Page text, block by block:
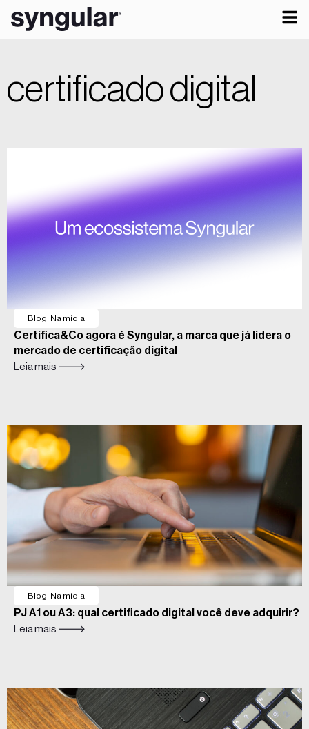
certificado digital
Blog Na mídia
Certifica&Co agora é Syngular, a marca que já lidera o
mercado de certificação digital
Leia mais 🡒
Blog Na mídia
PJ A1 ou A3: qual certificado digital você deve adquirir?
Leia mais 🡒